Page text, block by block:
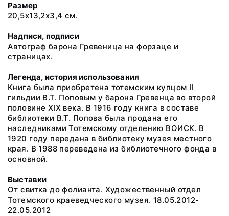
Размер
20,5х13,2х3,4 см.
Надписи, подписи
Автограф барона Гревеница на форзаце и
страницах.
Легенда, история использования
Книга была приобретена тотемским купцом II
гильдии В.Т. Поповым у барона Гревенца во второй
половине XIX века. В 1916 году книга в составе
библиотеки В.Т. Попова была продана его
наследниками Тотемскому отделению ВОИСК. В
1920 году передана в библиотеку музея местного
края. В 1988 переведена из библиотечного фонда в
основной.
Выставки
От свитка до фолианта. Художественный отдел
Тотемского краеведческого музея. 18.05.2012-
22.05.2012